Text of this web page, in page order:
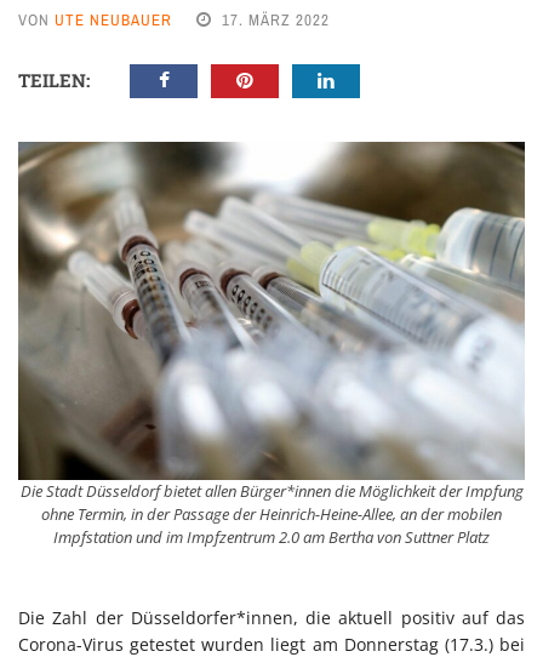
VON UTE NEUBAUER 17. MÄRZ 2022
TEILEN:
Die Stadt Düsseldorf bietet allen Bürger*innen die Möglichkeit der Impfung
ohne Termin, in der Passage der Heinrich-Heine-Allee, an der mobilen
Impfstation und im Impfzentrum 2.0 am Bertha von Suttner Platz
Die Zahl der Düsseldorfer*innen, die aktuell positiv auf das
Corona-Virus getestet wurden liegt am Donnerstag (17.3.) bei